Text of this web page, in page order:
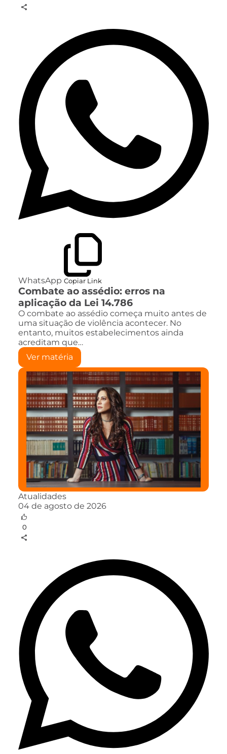
WhatsApp Copiar Link
Combate ao assédio: erros na
aplicação da Lei 14.786
O combate ao assédio começa muito antes de
uma situação de violência acontecer. No
entanto, muitos estabelecimentos ainda
acreditam que…
Ver matéria
Atualidades
04 de agosto de 2026
0